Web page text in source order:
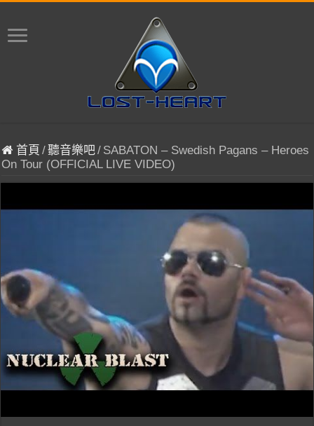
首頁 /聽音樂吧/ SABATON – Swedish Pagans – Heroes
On Tour (OFFICIAL LIVE VIDEO)